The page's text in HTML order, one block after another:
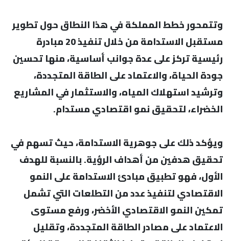
وتتمحور خطط المملكة في هذا النطاق حول تطوير
مستقبل الاستدامة من خلال تنفيذ 20 مبادرة
رئيسية تركز على عدة جوانب أساسية، منها تحسين
جودة الحياة، والاعتماد على الطاقة المتجددة،
وترشيد استهلاك المياه، والاستثمار في المشاريع
الخضراء، لتحقيق نمو اقتصادي مستدام.
ويؤكد ذلك على جوهرية الاستدامة، حيث تسهم في
تحقيق هدفين من أهداف الرؤية. بالنسبة للهدف
الأول، فهو تطبيق مبادئ الاستدامة على النمو
الاقتصادي لتنفيذ عدد من التطلعات التي تشمل
تمكين النمو الاقتصادي الأخضر، ورفع مستوى
الاعتماد على مصادر الطاقة المتجددة، وتقليل